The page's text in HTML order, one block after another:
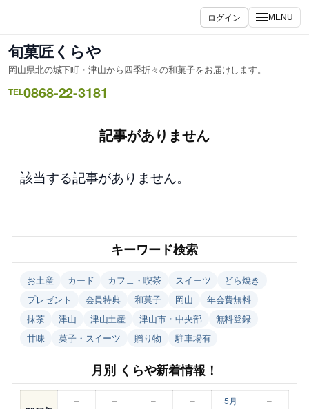
を
ス
キ
ッ
ログイン MENU
旬菓匠くらや
岡山県北の城下町・津山から四季折々の和菓子をお届けします。
TEL0868-22-3181
記事がありません
該当する記事がありません。
キーワード検索
お土産 カード カフェ・喫茶 スイーツ
どら焼き
プレゼント
会員特典 和菓子 岡山
年会費無料
抹茶
津山 津山土産 津山市・中央部
無料登録
甘味
菓子・スイーツ 贈り物 駐車場有
月別 くらや新着情報！
– – – – 5月
–